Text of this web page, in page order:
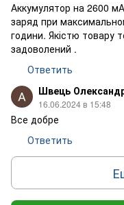
Аккумулятор на 2600
заряд при
години. Якістю товару
задоволений .
Ответить
Швець
16.06.2024 в 15:48
Все добре
Ответить